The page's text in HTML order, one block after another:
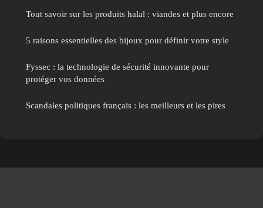
Tout savoir sur les produits halal : viandes et plus encore
5 raisons essentielles des bijoux pour définir votre style
Fyssec : la technologie de sécurité innovante pour
protéger vos données
Scandales politiques français : les meilleurs et les pires